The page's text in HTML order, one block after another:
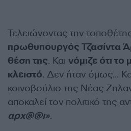
Τελειώνοντας την
πρωθυπουργός Τζασίντα
θέση της. Και νόμιζε ότι
κλειστό. Δεν ήταν όμως…
κοινοβούλιο της Νέας
αποκαλεί τον πολιτικό της
αρχ@@ι».